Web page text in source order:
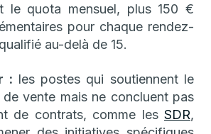
le quota mensuel, plus 150 €
pour chaque rendez-
au-delà de 15.
: les postes qui soutiennent le
de vente mais ne concluent pas
de contrats, comme les SDR,